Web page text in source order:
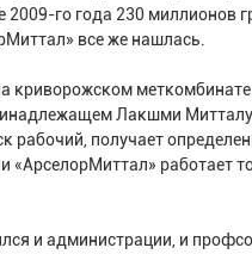
2009-го года 230
все же нашлась.
криворожском
Лакшми
рабочий, получает
работает
и администрации, и